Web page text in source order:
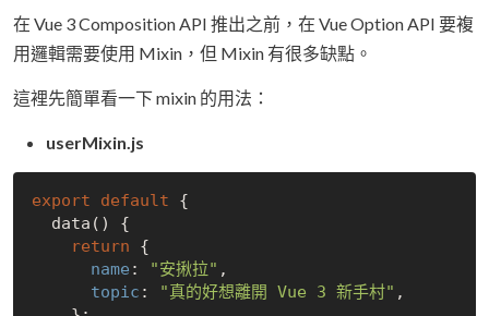
在 Vue 3 Composition API 推出之前，在 Vue Option API 要複
用邏輯需要使用 Mixin，但 Mixin 有很多缺點。
這裡先簡單看一下 mixin 的用法：
userMixin.js
export default {
return {
name : "安揪拉" ,
topic : "真的好想離開 Vue 3 新手村" ,